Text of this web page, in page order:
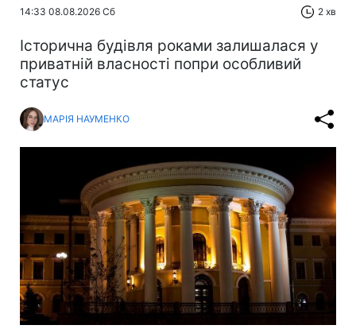
14:33 08.08.2026 Сб 2 хв
Історична будівля роками залишалася у
приватній власності попри особливий
статус
МАРІЯ НАУМЕНКО